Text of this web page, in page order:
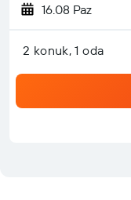
16.08 Paz
2 konuk, 1 oda